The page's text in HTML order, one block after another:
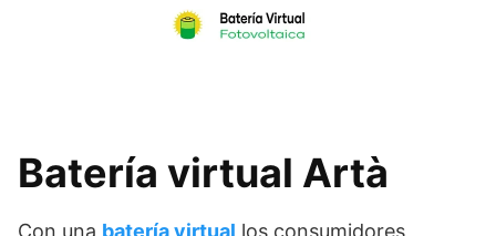
Batería virtual Artà
Con una batería virtual los consumidores